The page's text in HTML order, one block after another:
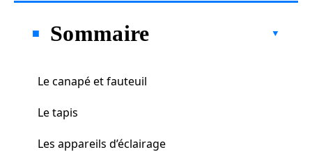
Sommaire
Le canapé et fauteuil
Le tapis
Les appareils d’éclairage